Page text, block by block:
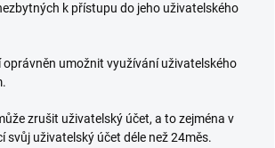
k přístupu do jeho uživatelského
umožnit využívání uživatelského
zrušit uživatelský účet, a to zejména v
svůj uživatelský účet déle než 24měs.